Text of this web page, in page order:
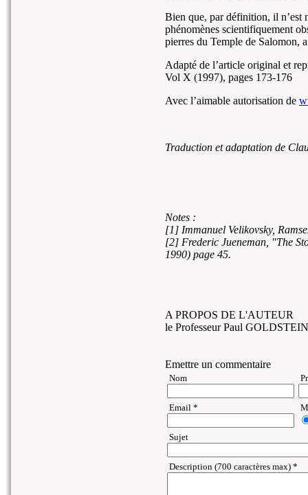
Bien que, par définition, il n’est
phénomènes scientifiquement
pierres du Temple de Salomon,
Adapté de l’article original et
Vol X (1997), pages 173-176
Avec l’aimable autorisation de
Traduction et adaptation de
Notes :
[1] Immanuel Velikovsky,
[2] Frederic Jueneman, "The
1990) page 45.
A PROPOS DE L'AUTEUR
le Professeur Paul GOLDSTEIN
Emettre un commentaire
Nom
Email *
Sujet
Description (700 caractères max) *